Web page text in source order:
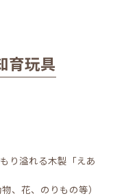
育玩具
り溢れる木製「えあ
、花、のりもの等）